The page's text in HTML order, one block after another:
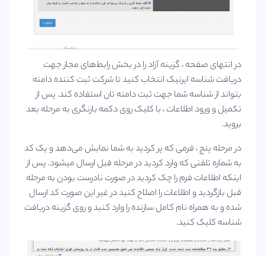
در انتهای صفحه ، گزینه آزاد را در بخش رابط‌های مجاز جهت
دریافت شناسه ایرنیک انتخاب کنید تا شرکت ثبت ‌کننده دامنه
بتواند از شناسه شما جهت ثبت دامنه ‌تان استفاده کند. پس از
تکمیل و ورود اطلاعات ، با کلیک روی دکمه بازنگری به مرحله بعد
بروید.
در مرحله پنج ، فرمی که پر کردید به شما نمایش می‌دهد و یک کد
به شماره تلفنی که وارد کردید در مرحله قبل ارسال میشود. پس از
اینکه اطلاعات فرم را چک کردید در صورت نادرست بودن به مرحله
قبل بازگردید و اطلاعات را اصلاح کنید در غیر این صورت کد ارسال
شده و به همراه نام کامل سازنده را وارد کنید و روی گزینه دریافت
شناسه کلیک کنید.